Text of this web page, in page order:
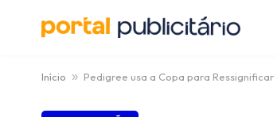
Início » Pedigree usa a Copa para